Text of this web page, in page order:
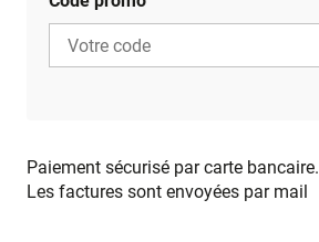
Paiement sécurisé par carte bancaire.
Les factures sont envoyées par mail